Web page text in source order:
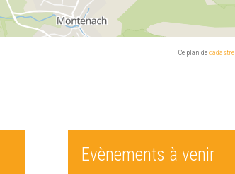
Ce plan decadastre
Evènements à venir